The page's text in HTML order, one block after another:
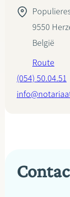
9550
België
Route
(054) 50.04.51